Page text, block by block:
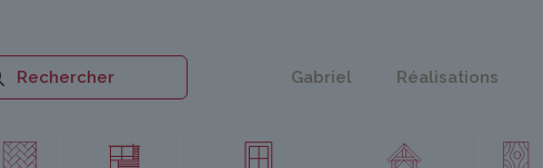
Gabriel Réalisations